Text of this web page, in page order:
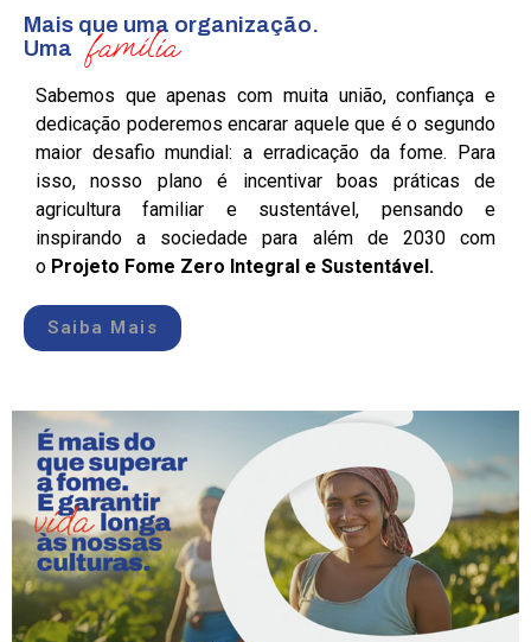
Mais que uma organização.
Uma
família
Sabemos que apenas com muita união, confiança e
dedicação poderemos encarar aquele que é o segundo
maior desafio mundial: a erradicação da fome. Para
isso, nosso plano é incentivar boas práticas de
agricultura familiar e sustentável, pensando e
inspirando a sociedade para além de 2030 com
o Projeto Fome Zero Integral e Sustentável.
Saiba Mais